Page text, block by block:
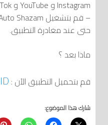
Instagram و YouTube و TikTok …
حتى عند مغادرة التطبيق.
ماذا بعد ؟
قم بتحميل التطبيق الآن :
شارك هذا الموضوع: